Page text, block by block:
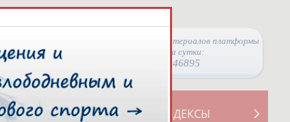
Просмотры материалов платформы
за сутки:
46895
СВОДНЫЕ ИНДЕКСЫ